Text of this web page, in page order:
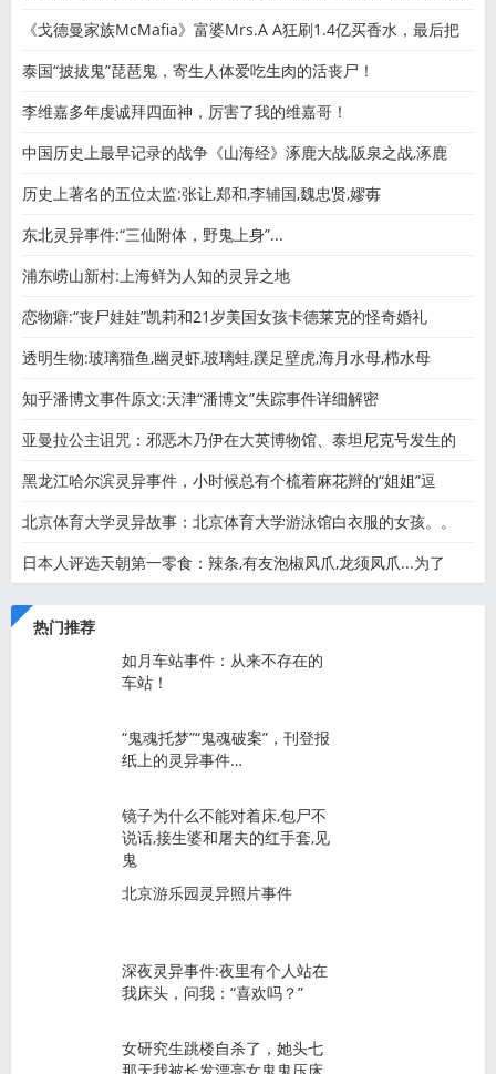
《戈德曼家族McMafia》富婆Mrs.A A狂刷1.4亿买香水，最后把
老公刷
泰国“披拔鬼”琵琶鬼，寄生人体爱吃生肉的活丧尸！
李维嘉多年虔诚拜四面神，厉害了我的维嘉哥！
中国历史上最早记录的战争《山海经》涿鹿大战,阪泉之战,涿鹿
历史上著名的五位太监:张让,郑和,李辅国,魏忠贤,嫪毐
东北灵异事件:“三仙附体，野鬼上身”...
浦东崂山新村:上海鲜为人知的灵异之地
恋物癖:“丧尸娃娃”凯莉和21岁美国女孩卡德莱克的怪奇婚礼
透明生物:玻璃猫鱼,幽灵虾,玻璃蛙,蹼足壁虎,海月水母,栉水母
知乎潘博文事件原文:天津“潘博文”失踪事件详细解密
亚曼拉公主诅咒：邪恶木乃伊在大英博物馆、泰坦尼克号发生的
黑龙江哈尔滨灵异事件，小时候总有个梳着麻花辫的“姐姐”逗
北京体育大学灵异故事：北京体育大学游泳馆白衣服的女孩。。
日本人评选天朝第一零食：辣条,有友泡椒凤爪,龙须凤爪...为了
热门推荐
如月车站事件：从来不存在的
车站！
“鬼魂托梦”“鬼魂破案”，刊登报
纸上的灵异事件…
镜子为什么不能对着床,包尸不
说话,接生婆和屠夫的红手套,见
鬼
北京游乐园灵异照片事件
深夜灵异事件:夜里有个人站在
我床头，问我：“喜欢吗？”
女研究生跳楼自杀了，她头七